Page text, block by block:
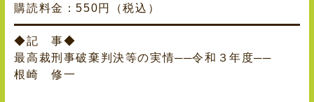
購読料金：550円（税込）
◆記 事◆
最高裁刑事破棄判決等の実情──令和３年度──
根崎 修一